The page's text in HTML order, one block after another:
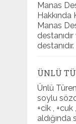
Manas
Hakkında
Manas
ÜNLÜ
Ünlü
soylu
+cik ,
aldığında